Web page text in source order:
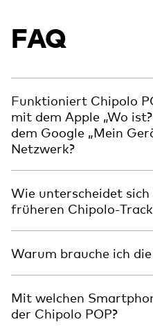
FAQ
Funktioniert Chipolo
mit dem Apple „Wo
dem Google „Mein
Netzwerk?
Wie unterscheidet sich
früheren Chipolo-
Warum brauche ich
Mit welchen
der Chipolo POP?